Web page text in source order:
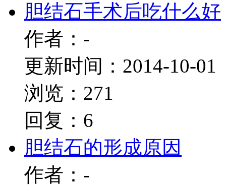
胆结石手术后吃什么好
作者：-
更新时间：2014-10-01
浏览：271
回复：6
胆结石的形成原因
作者：-